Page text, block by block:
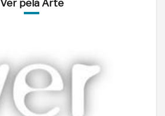
Ver pela Arte